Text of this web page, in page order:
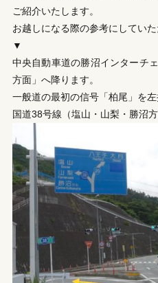
ご紹介いたします。
お越しになる際の参考にしていた
▼
中央自動車道の勝沼インターチ
方面」へ降ります。
一般道の最初の信号「柏尾」を左
国道38号線（塩山・山梨・勝沼方